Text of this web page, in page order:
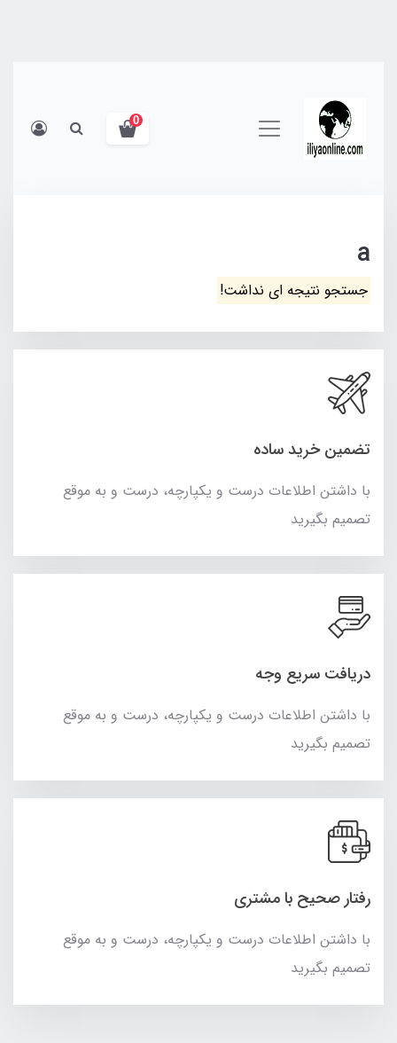
0
a
جستجو نتیجه ای نداشت!
تضمین خرید ساده
با داشتن اطلاعات درست و یکپارچه، درست و به موقع
تصمیم بگیرید
دریافت سریع وجه
با داشتن اطلاعات درست و یکپارچه، درست و به موقع
تصمیم بگیرید
رفتار صحیح با مشتری
با داشتن اطلاعات درست و یکپارچه، درست و به موقع
تصمیم بگیرید